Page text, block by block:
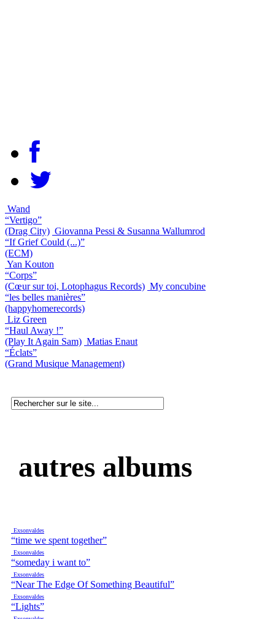
Wand
“Vertigo”
(Drag City) Giovanna Pessi & Susanna Wallumrod
“If Grief Could (...)”
(ECM)
Yan Kouton
“Corps”
(Cœur sur toi, Lotophagus Records) My concubine
“les belles manières”
(happyhomerecords)
Liz Green
“Haul Away !”
(Play It Again Sam) Matias Enaut
“Éclats”
(Grand Musique Management)
autres albums
Exsonvaldes
“time we spent together”
Exsonvaldes
“someday i want to”
Exsonvaldes
“Near The Edge Of Something Beautiful”
Exsonvaldes
“Lights”